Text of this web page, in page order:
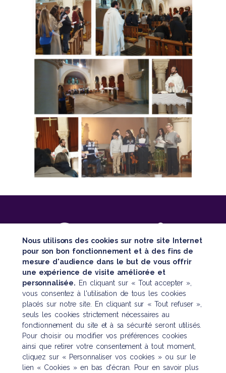
Nous contacter
121 boulevard Raspail
CS 10622 – 75006 Paris
SUIVEZ TOUTE NOTRE ACTUALITÉ
Nous utilisons des cookies sur notre site Internet
pour son bon fonctionnement et à des fins de
mesure d'audience dans le but de vous offrir
une expérience de visite améliorée et
personnalisée. En cliquant sur « Tout accepter »,
vous consentez à l'utilisation de tous les cookies
placés sur notre site. En cliquant sur « Tout refuser »,
seuls les cookies strictement nécessaires au
fonctionnement du site et à sa sécurité seront utilisés.
Pour choisir ou modifier vos préférences cookies
ainsi que retirer votre consentement à tout moment,
cliquez sur « Personnaliser vos cookies » ou sur le
lien « Cookies » en bas d'écran. Pour en savoir plus